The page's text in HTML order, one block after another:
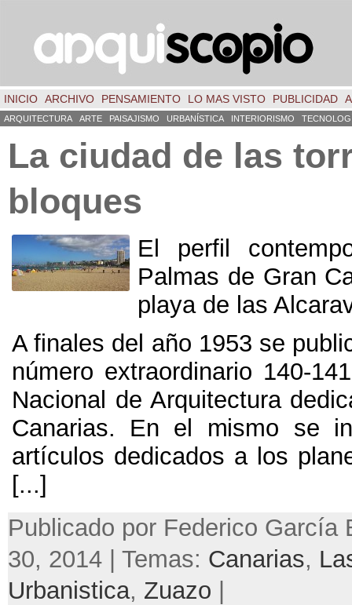
INICIO ARCHIVO PENSAMIENTO LO MAS VISTO PUBLICIDAD
ARQUITECTURA ARTE PAISAJISMO URBANÍSTICA INTERIORISMO
La ciudad de las
bloques
El perfil
Palmas de Gran
playa de las
A finales del año 1953 se
número extraordinario 140-
Nacional de Arquitectura
Canarias. En el mismo se
artículos dedicados a los
[...]
Publicado por Federico García
30, 2014 | Temas: Canarias,
Urbanistica, Zuazo